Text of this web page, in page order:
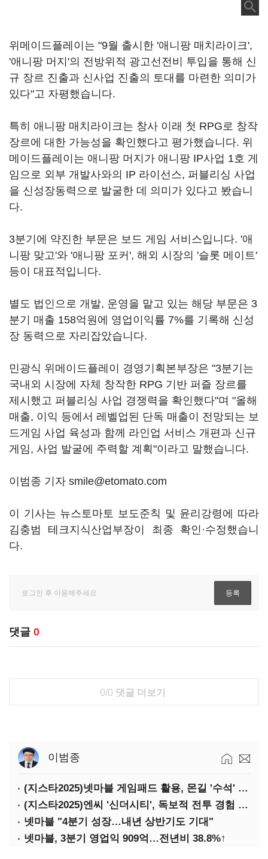
위메이드플레이는 "9월 출시한 '애니팡 매치라이크',
'애니팡 머지'의 전방위적 광고선전비 투입을 통해 신
규 장르 진출과 신사업 진출의 토대를 마련한 의미가
있다"고 자평했습니다.
특히 애니팡 매치라이크는 창사 이래 첫 RPG로 창작
장르에 대한 가능성을 확인했다고 평가했습니다. 위
메이드플레이는 애니팡 머지가 애니팡 IP사업 1호 게
임으로 외부 개발사와의 IP 라이선스, 퍼블리싱 사업
을 신성장동력으로 발굴한 데 의미가 있다고 봤습니
다.
3분기에 약진한 부문은 보드 게임 서비스입니다. '애
니팡 맞고'와 '애니팡 포커', 해외 시장의 '슬롯 메이트'
등이 대표적입니다.
별도 법인으로 개발, 운영을 맡고 있는 해당 부문은 3
분기 매출 158억원에 영업이익률 7%를 기록해 신성
장 동력으로 자리잡았습니다.
민광식 위메이드플레이 경영기획본부장은 "3분기는
국내외 시장에 자체 창작한 RPG 기반 퍼즐 장르를
제시했고 퍼블리싱 사업 경쟁력을 확인했다"며 "올해
매출, 이익 등에서 레벨업된 단독 매출이 전망되는 보
드게임 사업 육성과 함께 라인업 서비스 개편과 신규
게임, 사업 발굴에 주력할 계획"이라고 말했습니다.
이범종 기자 smile@etomato.com
이 기사는 뉴스토마토 보도준칙 및 윤리강령에 따라
김충범 테크지식산업부장이 최종 확인·수정했습니
다.
댓글 0
0/0 댓글 더보기
이범종
(지스타2025)넷마블 게임패드 활용, 몬길 '수석' 7대죄 '차석'
(지스타2025)엔씨 '신더시티', 독보적 전투 경험 필요
넷마블 "4분기 성장…내년 상반기도 기대"
넷마블, 3분기 영업익 909억…전년비 38.8%↑